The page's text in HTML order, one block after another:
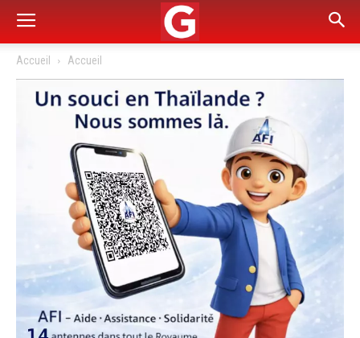
Accueil Accueil